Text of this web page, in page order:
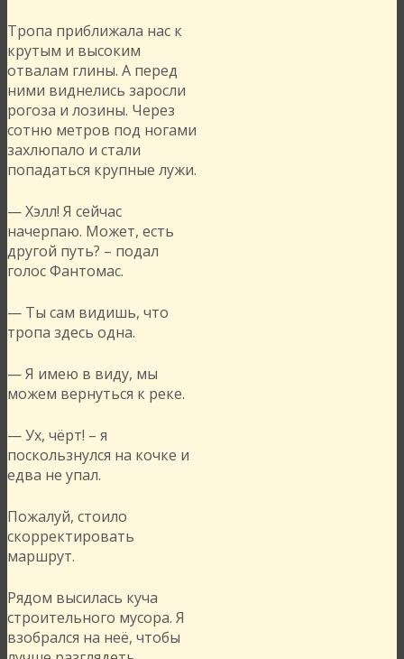
Тропа приближала нас к
крутым и высоким
отвалам глины. А перед
ними виднелись заросли
рогоза и лозины. Через
сотню метров под ногами
захлюпало и стали
попадаться крупные лужи.
— Хэлл! Я сейчас
начерпаю. Может, есть
другой путь? – подал
голос Фантомас.
— Ты сам видишь, что
тропа здесь одна.
— Я имею в виду, мы
можем вернуться к реке.
— Ух, чёрт! – я
поскользнулся на кочке и
едва не упал.
Пожалуй, стоило
скорректировать
маршрут.
Рядом высилась куча
строительного мусора. Я
взобрался на неё, чтобы